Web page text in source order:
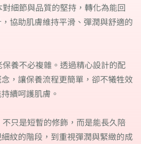
細節與品質的堅持，轉化為能回
協助肌膚維持平滑、彈潤與舒適的
養不必複雜。透過精心設計的配
，讓保養流程更簡單，卻不犧牲效
續呵護肌膚。
只是短暫的修飾，而是能長久陪
紋的階段，到重視彈潤與緊緻的成